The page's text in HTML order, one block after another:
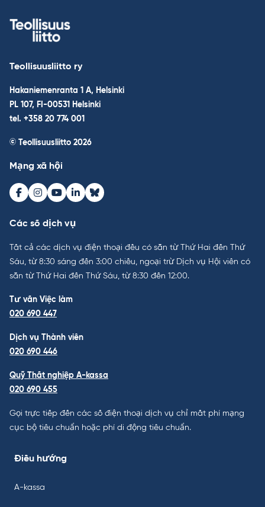
Teollisuusliitto ry
Hakaniemenranta 1 A, Helsinki
PL 107, FI-00531 Helsinki
tel. +358 20 774 001
© Teollisuusliitto 2026
Mạng xã hội
Facebook
Instagram
Youtube
LinkedInBluesky
Các số dịch vụ
Tất cả các dịch vụ điện thoại đều có sẵn từ Thứ Hai đến Thứ
Sáu, từ 8:30 sáng đến 3:00 chiều, ngoại trừ Dịch vụ Hội viên có
sẵn từ Thứ Hai đến Thứ Sáu, từ 8:30 đến 12:00.
Tư vấn Việc làm
020 690 447
Dịch vụ Thành viên
020 690 446
Quỹ Thất nghiệp A-kassa
020 690 455
Gọi trực tiếp đến các số điện thoại dịch vụ chỉ mất phí mạng
cục bộ tiêu chuẩn hoặc phí di động tiêu chuẩn.
Điều hướng
A-kassa